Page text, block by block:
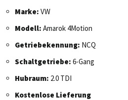
Marke: VW
Modell: Amarok 4Motion
Getriebekennung: NCQ
Schaltgetriebe: 6-Gang
Hubraum: 2.0 TDI
Kostenlose Lieferung